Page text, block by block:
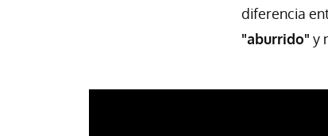
diferencia
"aburrido" y